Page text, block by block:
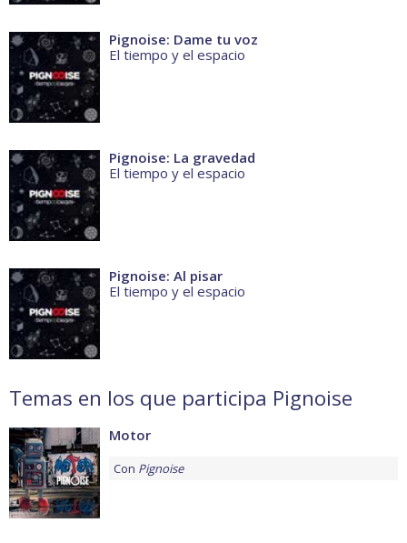
Pignoise: Dame tu voz
El tiempo y el espacio
Pignoise: La gravedad
El tiempo y el espacio
Pignoise: Al pisar
El tiempo y el espacio
Temas en los que participa Pignoise
Motor
Con Pignoise